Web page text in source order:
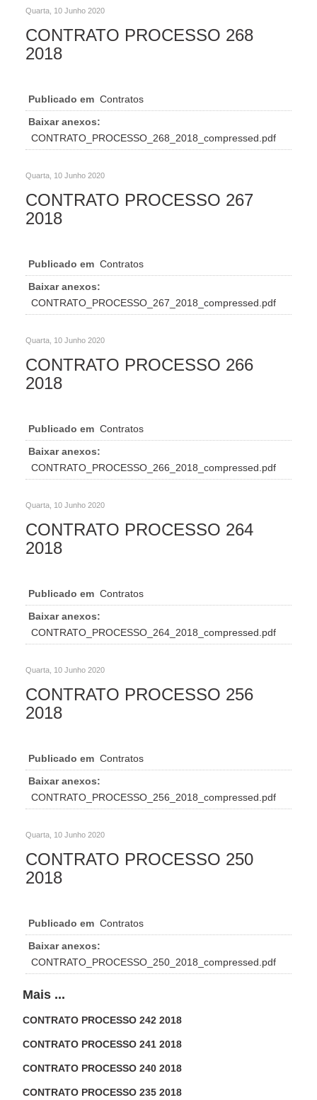
Quarta, 10 Junho 2020
CONTRATO PROCESSO 268
2018
Publicado em Contratos
Baixar anexos:
CONTRATO_PROCESSO_268_2018_compressed.pdf
Quarta, 10 Junho 2020
CONTRATO PROCESSO 267
2018
Publicado em Contratos
Baixar anexos:
CONTRATO_PROCESSO_267_2018_compressed.pdf
Quarta, 10 Junho 2020
CONTRATO PROCESSO 266
2018
Publicado em Contratos
Baixar anexos:
CONTRATO_PROCESSO_266_2018_compressed.pdf
Quarta, 10 Junho 2020
CONTRATO PROCESSO 264
2018
Publicado em Contratos
Baixar anexos:
CONTRATO_PROCESSO_264_2018_compressed.pdf
Quarta, 10 Junho 2020
CONTRATO PROCESSO 256
2018
Publicado em Contratos
Baixar anexos:
CONTRATO_PROCESSO_256_2018_compressed.pdf
Quarta, 10 Junho 2020
CONTRATO PROCESSO 250
2018
Publicado em Contratos
Baixar anexos:
CONTRATO_PROCESSO_250_2018_compressed.pdf
Mais ...
CONTRATO PROCESSO 242 2018
CONTRATO PROCESSO 241 2018
CONTRATO PROCESSO 240 2018
CONTRATO PROCESSO 235 2018